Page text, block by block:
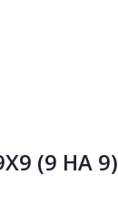
(9 НА 9)